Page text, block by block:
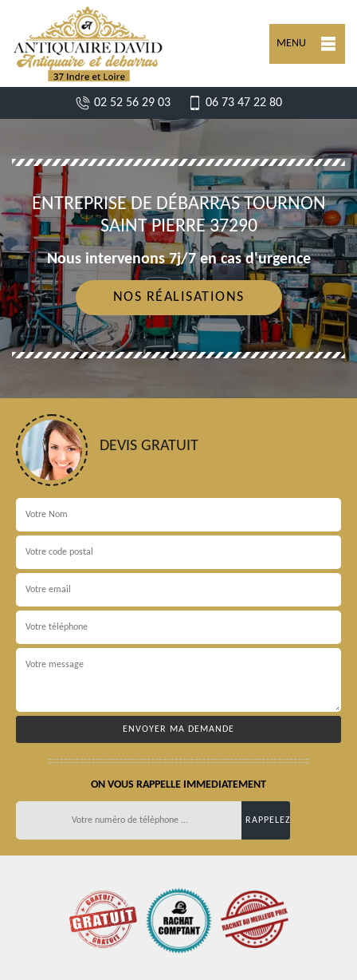
MENU
02 52 56 29 03 06 73 47 22 80
ENTREPRISE DE DÉBARRAS TOURNON
SAINT PIERRE 37290
Nous intervenons 7j/7 en cas d'urgence
NOS RÉALISATIONS
DEVIS GRATUIT
ON VOUS RAPPELLE IMMEDIATEMENT